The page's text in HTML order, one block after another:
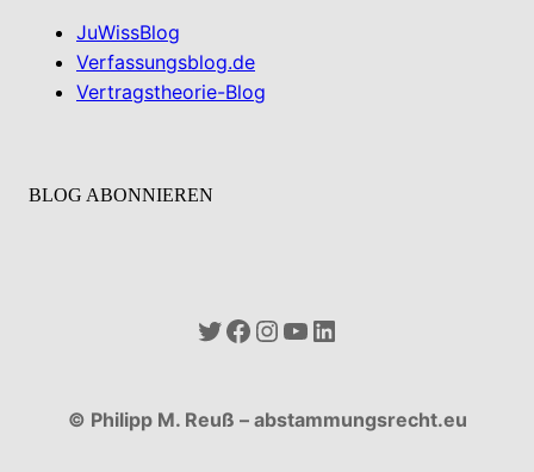
JuWissBlog
Verfassungsblog.de
Vertragstheorie-Blog
BLOG ABONNIEREN
Twitter
Facebook
Instagram
YouTube
LinkedIn
© Philipp M. Reuß – abstammungsrecht.eu